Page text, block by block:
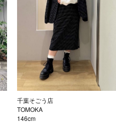
千葉そごう店
TOMOKA
146cm